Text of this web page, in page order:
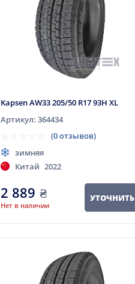
Kapsen AW33 205/50 R17 93H XL
Артикул: 364434
(0 отзывов)
зимняя
Китай 2022
2 889 ₴
Нет в наличии
УТОЧНИТЬ